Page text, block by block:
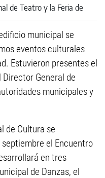
municipal se
eventos culturales
Estuvieron presentes el
General de
municipales y
de Cultura se
el Encuentro
en tres
de Danzas, el